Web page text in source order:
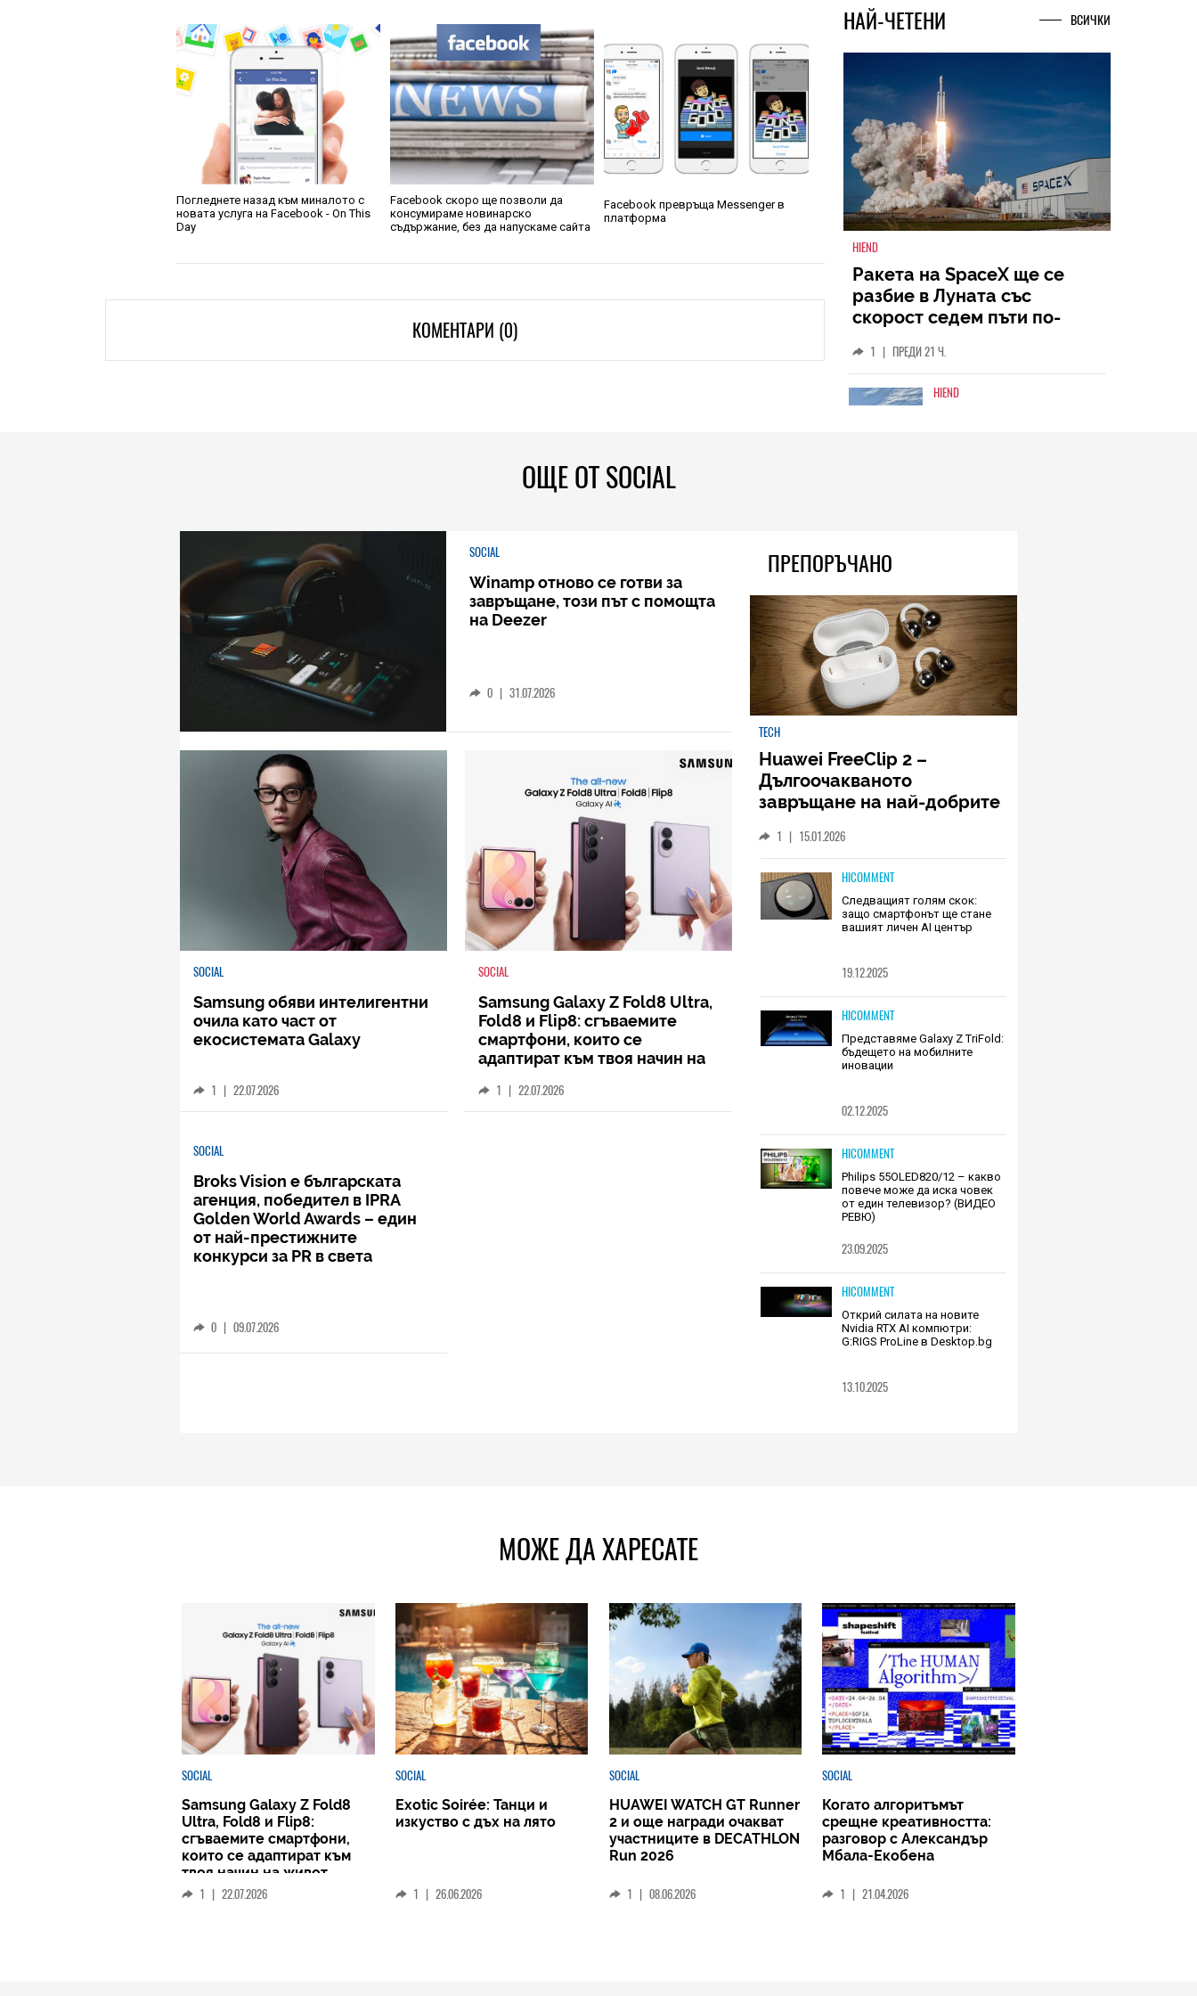
Погледнете назад към миналото с
новата услуга на Facebook - On This
Day
Facebook скоро ще позволи да
консумираме новинарско
съдържание, без да напускаме сайта
Facebook превръща Messenger в
платформа
КОМЕНТАРИ (0)
НАЙ-ЧЕТЕНИ ВСИЧКИ
HIEND
Ракета на SpaceX ще се
разбие в Луната със
скорост седем пъти по-
звука
1 | ПРЕДИ 21 Ч.
HIEND
човешките автори намаляват
04.08.2026
TECH
Моделите iPhone 18 Pro може
да струват до 300 долара
повече
ОЩЕ ОТ SOCIAL
SOCIAL
Winamp отново се готви за
завръщане, този път с помощта
на Deezer
0 | 31.07.2026
SOCIAL
Samsung обяви интелигентни
очила като част от
екосистемата Galaxy
1 | 22.07.2026
SOCIAL
Samsung Galaxy Z Fold8 Ultra,
Fold8 и Flip8: сгъваемите
смартфони, които се
адаптират към твоя начин на
1 | 22.07.2026
SOCIAL
Broks Vision е българската
агенция, победител в IPRA
Golden World Awards – един
от най-престижните
конкурси за PR в света
0 | 09.07.2026
ПРЕПОРЪЧАНО
TECH
Huawei FreeClip 2 –
Дългоочакваното
завръщане на най-добрите
1 | 15.01.2026
HICOMMENT
Следващият голям скок:
защо смартфонът ще стане
вашият личен AI център
19.12.2025
HICOMMENT
Представяме Galaxy Z TriFold:
бъдещето на мобилните
иновации
02.12.2025
HICOMMENT
Philips 55OLED820/12 – какво
повече може да иска човек
от един телевизор? (ВИДЕО
РЕВЮ)
23.09.2025
HICOMMENT
Открий силата на новите
Nvidia RTX AI компютри:
G:RIGS ProLine в Desktop.bg
13.10.2025
МОЖЕ ДА ХАРЕСАТЕ
SOCIAL
Samsung Galaxy Z Fold8
Ultra, Fold8 и Flip8:
сгъваемите смартфони,
които се адаптират към
твоя начин на живот
1 | 22.07.2026
SOCIAL
Exotic Soirée: Танци и
изкуство с дъх на лято
1 | 26.06.2026
SOCIAL
HUAWEI WATCH GT Runner
2 и още награди очакват
участниците в DECATHLON
Run 2026
1 | 08.06.2026
SOCIAL
Когато алгоритъмът
срещне креативността:
разговор с Александър
Мбала-Екобена
1 | 21.04.2026